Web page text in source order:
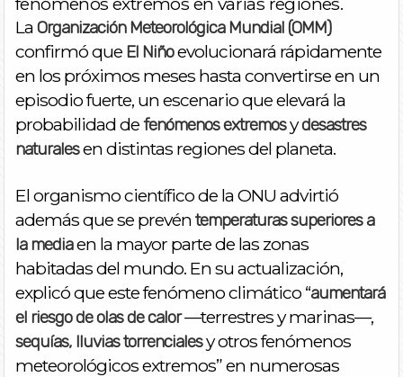
La Organización Meteorológica Mundial (OMM)
confirmó que El Niñoevolucionará rápidamente
en los próximos meses hasta convertirse en un
episodio fuerte, un escenario que elevará la
probabilidad defenómenos extremosydesastres
naturalesen distintas regiones del planeta.
El organismo científico de la ONU advirtió
además que se prevén temperaturas superiores a
la mediaen la mayor parte de las zonas
habitadas del mundo. En su actualización,
explicó que este fenómeno climático “aumentará
el riesgo de olas de calor—terrestres y marinas—,
sequías, lluvias torrencialesy otros fenómenos
meteorológicos extremos” en numerosas